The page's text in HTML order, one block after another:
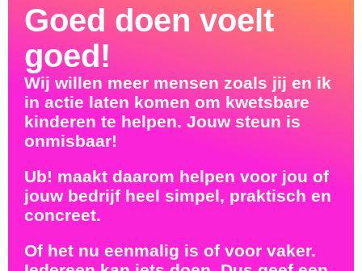
Goed doen voelt
goed!
Wij willen meer mensen zoals jij en ik
in actie laten komen om kwetsbare
kinderen te helpen. Jouw steun is
onmisbaar!
Ub! maakt daarom helpen voor jou of
jouw bedrijf heel simpel, praktisch en
concreet.
Of het nu eenmalig is of voor vaker.